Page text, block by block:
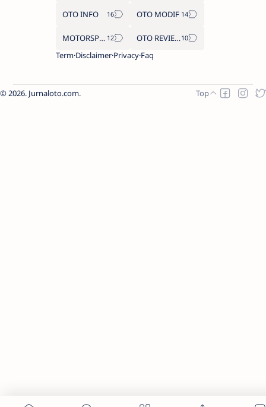
OTO INFO OTO MODIF
MOTORSPORT
OTO REVIEW
Term Disclaimer Privacy Faq
2026. Jurnaloto.com.